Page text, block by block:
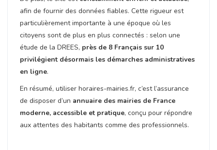
afin de fournir des données fiables. Cette rigueur est
particulièrement importante à une époque où les
citoyens sont de plus en plus connectés : selon une
étude de la DREES, près de 8 Français sur 10
privilégient désormais les démarches administratives
en ligne.
En résumé, utiliser horaires-mairies.fr, c’est l’assurance
de disposer d’un annuaire des mairies de France
moderne, accessible et pratique, conçu pour répondre
aux attentes des habitants comme des professionnels.